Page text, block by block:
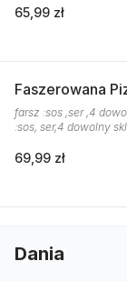
65,99 zł
Faszerowana
farsz :sos ,ser ,4
:sos, ser,4 dowolny
69,99 zł
Dania